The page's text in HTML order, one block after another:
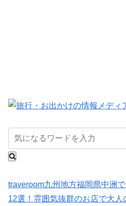
traveroom九州地方福岡県中洲
12選！雰囲気抜群のお店で大人